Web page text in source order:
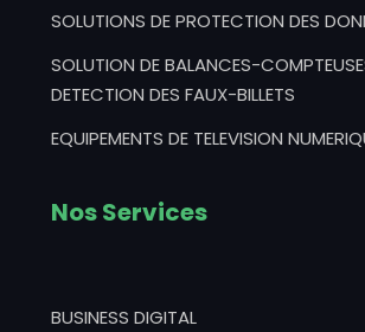
SOLUTIONS DE PROTECTION DES
SOLUTION DE BALANCES-
DETECTION DES FAUX-BILLETS
EQUIPEMENTS DE TELEVISION
Nos Services
BUSINESS DIGITAL